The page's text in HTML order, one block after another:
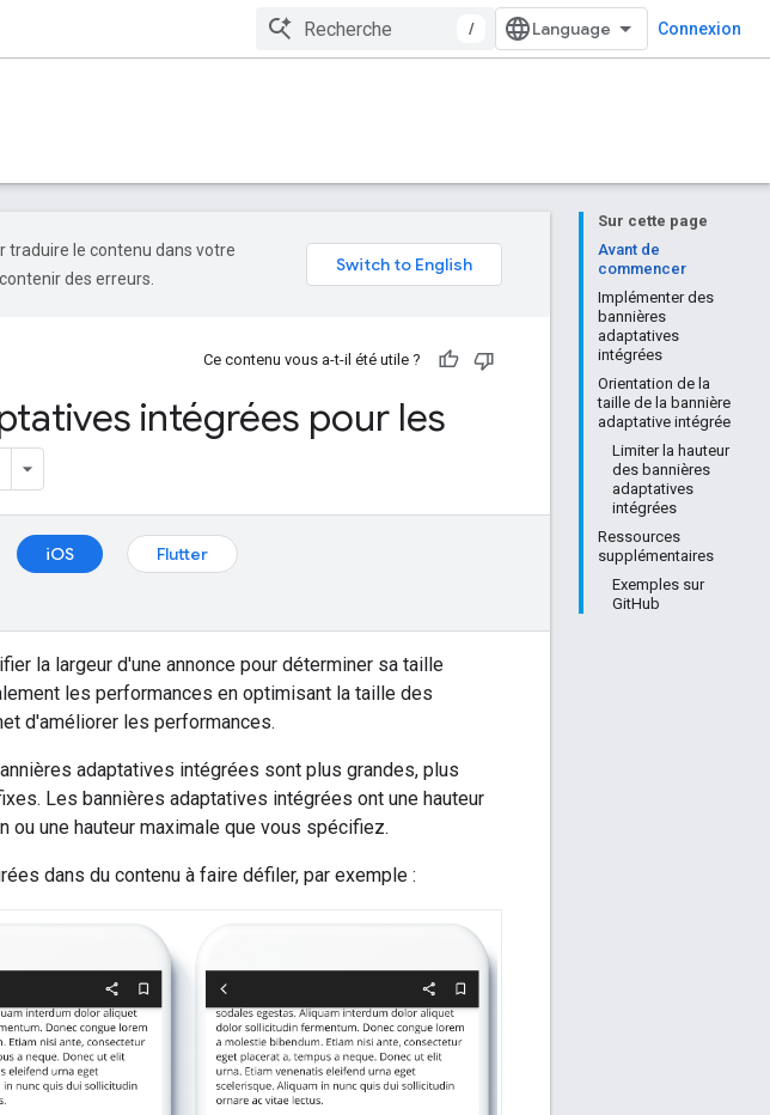
/ Connexion
Sur cette page
Avant de
commencer
Implémenter des
bannières
adaptatives
intégrées
Orientation de la
taille de la bannière
adaptative intégrée
Limiter la hauteur
des bannières
adaptatives
intégrées
Ressources
supplémentaires
Exemples sur
GitHub
traduire le contenu dans votre
des erreurs.
Ce contenu vous a-t-il été utile ?
intégrées pour les
iOS
Flutter
la largeur d'une annonce pour déterminer sa taille
les performances en optimisant la taille des
d'améliorer les performances.
adaptatives intégrées sont plus grandes, plus
Les bannières adaptatives intégrées ont une hauteur
une hauteur maximale que vous spécifiez.
dans du contenu à faire défiler, par exemple :